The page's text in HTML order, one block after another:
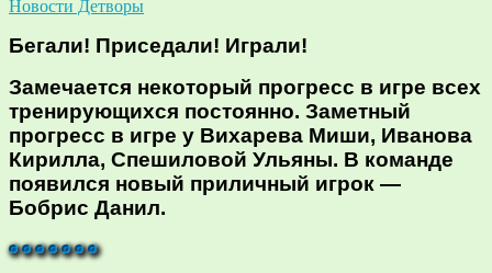
Новости Детворы
Бегали! Приседали! Играли!
Замечается некоторый прогресс в игре всех
тренирующихся постоянно. Заметный
прогресс в игре у Вихарева Миши, Иванова
Кирилла, Спешиловой Ульяны. В команде
появился новый приличный игрок —
Бобрис Данил.